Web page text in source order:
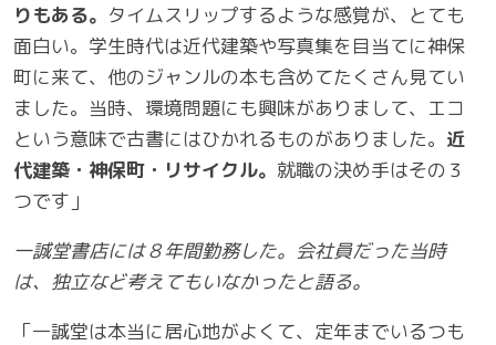
りもある。 タイムスリップするような感覚が、とても
面白い。学生時代は近代建築や写真集を目当てに神保
町に来て、他のジャンルの本も含めてたくさん見てい
ました。当時、環境問題にも興味がありまして、エコ
という意味で古書にはひかれるものがありました。 近
代建築・神保町・リサイクル。 就職の決め手はその３
つです」
一誠堂書店には８年間勤務した。会社員だった当時
は、独立など考えてもいなかったと語る。
「一誠堂は本当に居心地がよくて、定年までいるつも